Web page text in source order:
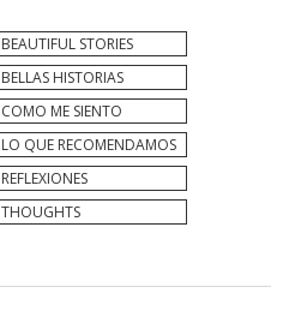
BEAUTIFUL STORIES
BELLAS HISTORIAS
COMO ME SIENTO
LO QUE RECOMENDAMOS
REFLEXIONES
THOUGHTS